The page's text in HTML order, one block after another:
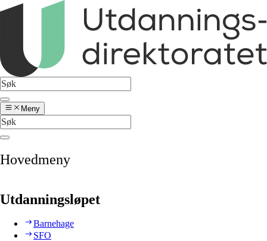
Meny
Hovedmeny
Utdanningsløpet
Barnehage
SFO